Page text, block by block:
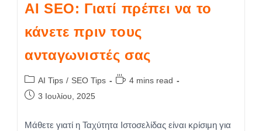
AI SEO: Γιατί πρέπει να το
κάνετε πριν τους
ανταγωνιστές σας
AI Tips / SEO Tips
4 mins read
3 Ιουλίου, 2025
Μάθετε γιατί η Ταχύτητα Ιστοσελίδας είναι κρίσιμη για